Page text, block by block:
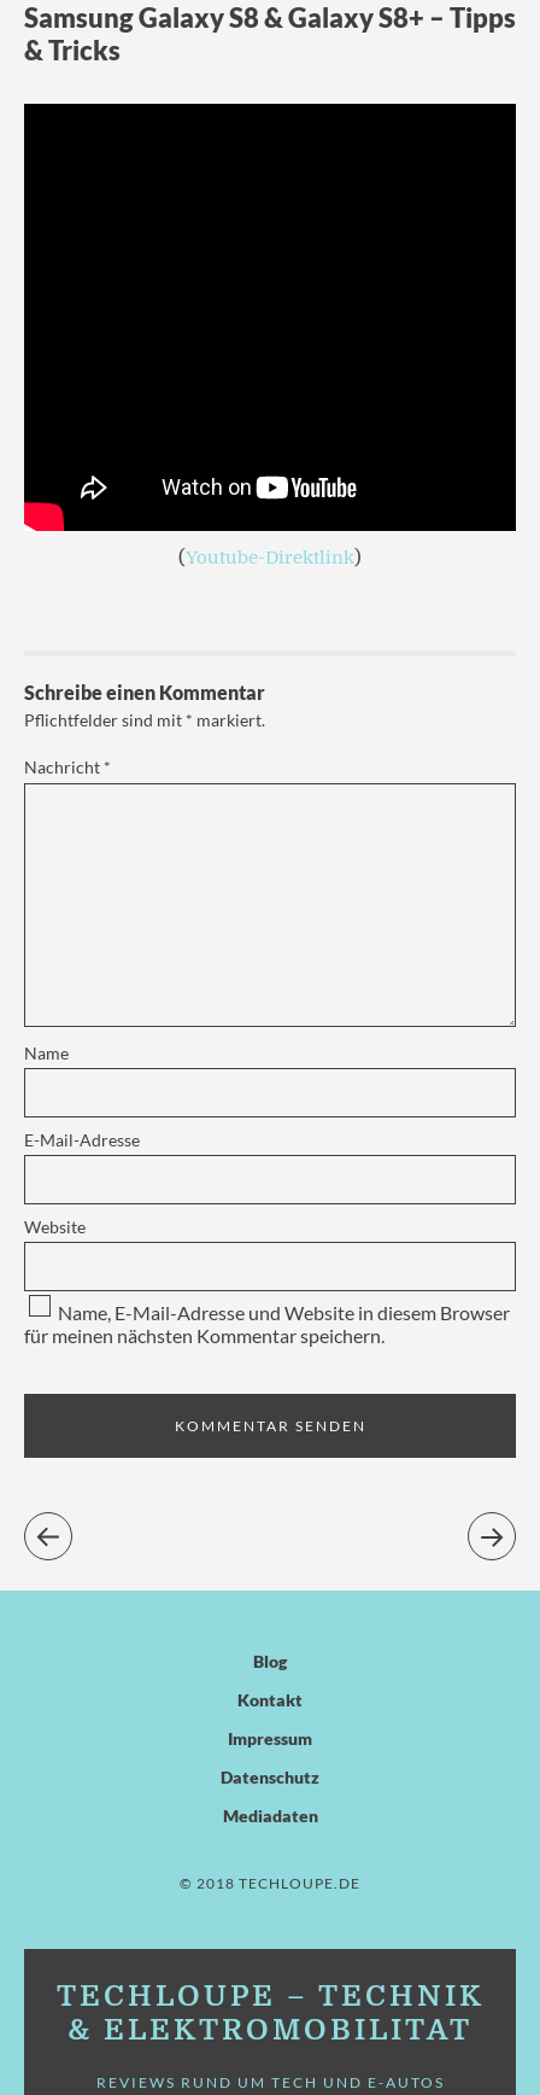
Samsung Galaxy S8 & Galaxy S8+ – Tipps
& Tricks
(Youtube-Direktlink)
Schreibe einen Kommentar
Pflichtfelder sind mit * markiert.
Nachricht *
Name
E-Mail-Adresse
Website
Name, E-Mail-Adresse und Website in diesem Browser
für meinen nächsten Kommentar speichern.
Blog
Kontakt
Impressum
Datenschutz
Mediadaten
© 2018 TECHLOUPE.DE
TECHLOUPE – TECHNIK
& ELEKTROMOBILITÄT
REVIEWS RUND UM TECH UND E-AUTOS